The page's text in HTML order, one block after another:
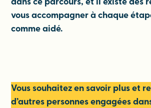
dans ce parcours, et il existe des
vous accompagner à chaque
comme aidé.
Vous souhaitez en savoir plus et
d’autres personnes engagées